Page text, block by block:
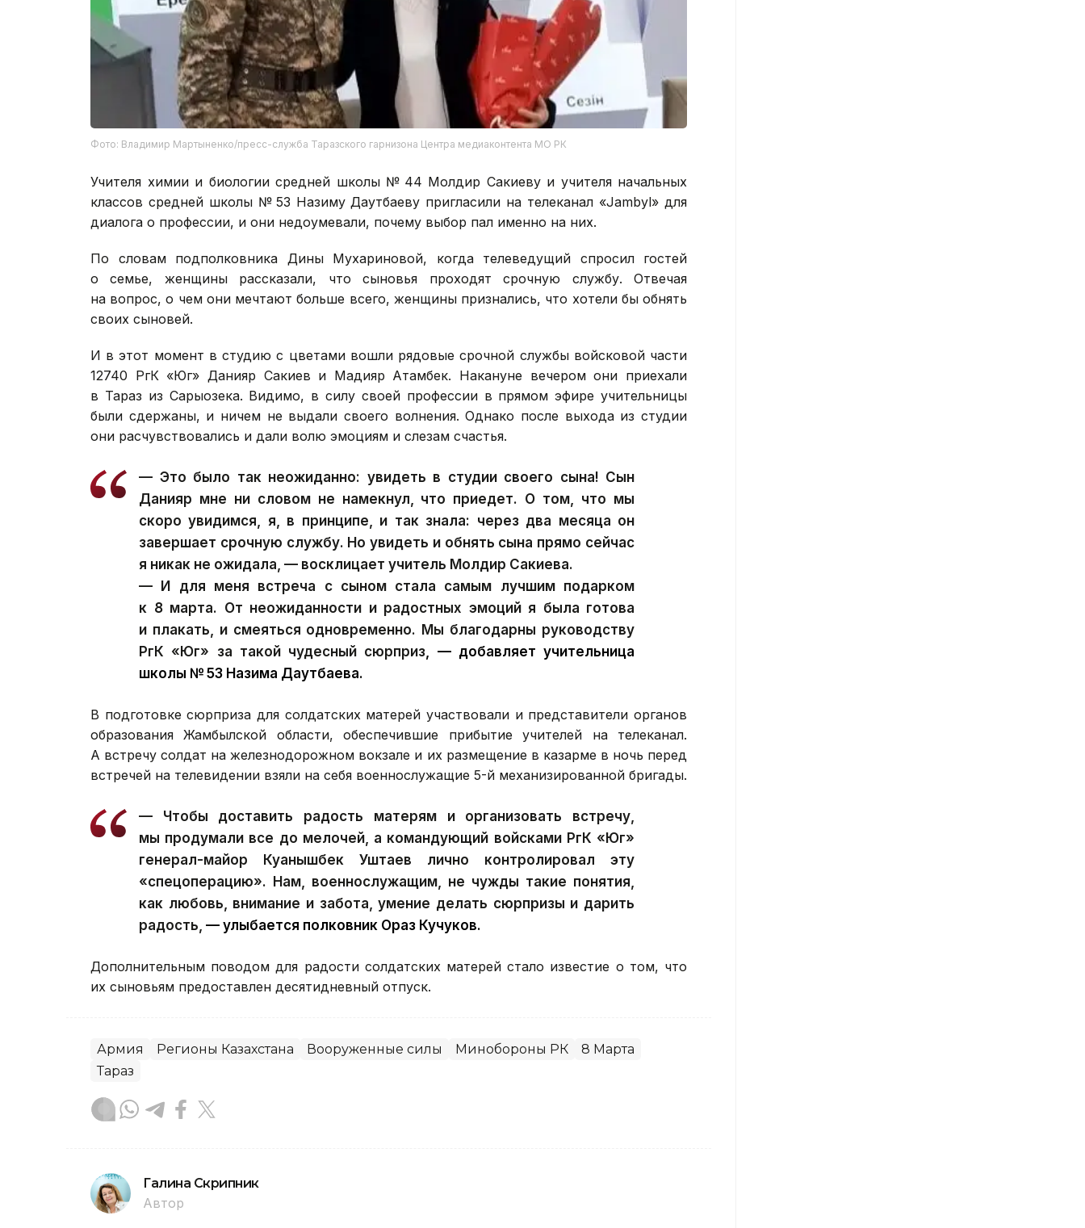
Фото: Владимир Мартыненко/пресс-служба Таразского гарнизона Центра медиаконтента МО РК
Учителя химии и биологии средней школы № 44 Молдир Сакиеву и учителя начальных
классов средней школы № 53 Назиму Даутбаеву пригласили на телеканал «Jambyl» для
диалога о профессии, и они недоумевали, почему выбор пал именно на них.
По словам подполковника Дины Мухариновой, когда телеведущий спросил гостей
о семье, женщины рассказали, что сыновья проходят срочную службу. Отвечая
на вопрос, о чем они мечтают больше всего, женщины признались, что хотели бы обнять
своих сыновей.
И в этот момент в студию с цветами вошли рядовые срочной службы войсковой части
12740 РгК «Юг» Данияр Сакиев и Мадияр Атамбек. Накануне вечером они приехали
в Тараз из Сарыозека. Видимо, в силу своей профессии в прямом эфире учительницы
были сдержаны, и ничем не выдали своего волнения. Однако после выхода из студии
они расчувствовались и дали волю эмоциям и слезам счастья.
— Это было так неожиданно: увидеть в студии своего сына! Сын
Данияр мне ни словом не намекнул, что приедет. О том, что мы
скоро увидимся, я, в принципе, и так знала: через два месяца он
завершает срочную службу. Но увидеть и обнять сына прямо сейчас
я никак не ожидала, — восклицает учитель Молдир Сакиева.
— И для меня встреча с сыном стала самым лучшим подарком
к 8 марта. От неожиданности и радостных эмоций я была готова
и плакать, и смеяться одновременно. Мы благодарны руководству
РгК «Юг» за такой чудесный сюрприз, — добавляет учительница
школы № 53 Назима Даутбаева.
В подготовке сюрприза для солдатских матерей участвовали и представители органов
образования Жамбылской области, обеспечившие прибытие учителей на телеканал.
А встречу солдат на железнодорожном вокзале и их размещение в казарме в ночь перед
встречей на телевидении взяли на себя военнослужащие 5-й механизированной бригады.
— Чтобы доставить радость матерям и организовать встречу,
мы продумали все до мелочей, а командующий войсками РгК «Юг»
генерал-майор Куанышбек Уштаев лично контролировал эту
«спецоперацию». Нам, военнослужащим, не чужды такие понятия,
как любовь, внимание и забота, умение делать сюрпризы и дарить
радость, — улыбается полковник Ораз Кучуков.
Дополнительным поводом для радости солдатских матерей стало известие о том, что
их сыновьям предоставлен десятидневный отпуск.
Армия Регионы Казахстана Вооруженные силы Минобороны РК
8 Марта
Тараз
Галина Скрипник
Автор